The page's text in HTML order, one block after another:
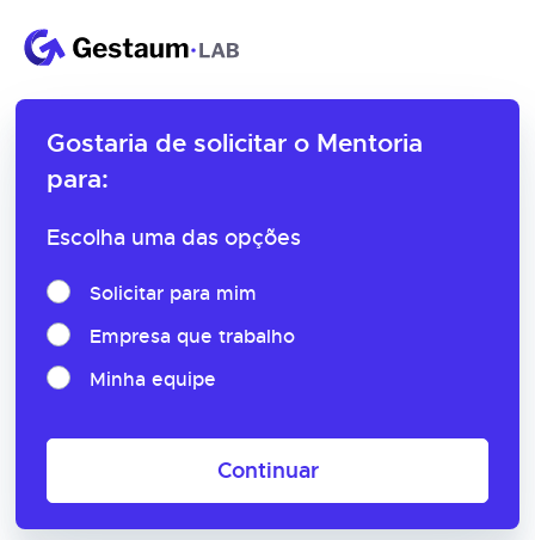
Gostaria de solicitar o Mentoria
para:
Escolha uma das opções
Solicitar para mim
Empresa que trabalho
Minha equipe
Continuar